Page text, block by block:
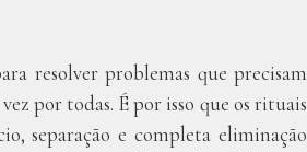
resolver problemas que precisam
por todas. É por isso que os rituais
separação e completa eliminação